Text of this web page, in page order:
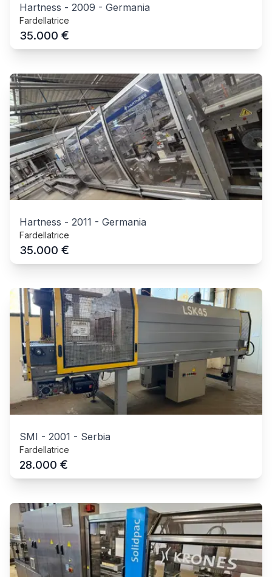
Hartness - 2009 - Germania
Fardellatrice
35.000 €
Hartness - 2011 - Germania
Fardellatrice
35.000 €
SMI - 2001 - Serbia
Fardellatrice
28.000 €